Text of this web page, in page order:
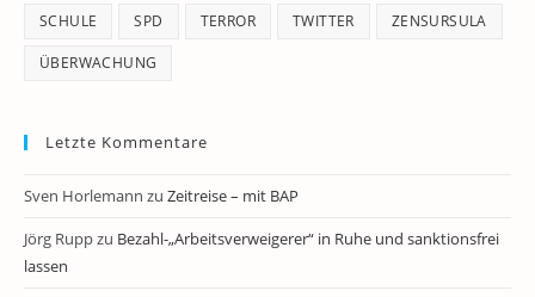
SCHULE SPD TERROR TWITTER ZENSURSULA
ÜBERWACHUNG
Letzte Kommentare
Sven Horlemann zu Zeitreise – mit BAP
Jörg Ruppzu Bezahl-„Arbeitsverweigerer“ in Ruhe und sanktionsfrei
lassen